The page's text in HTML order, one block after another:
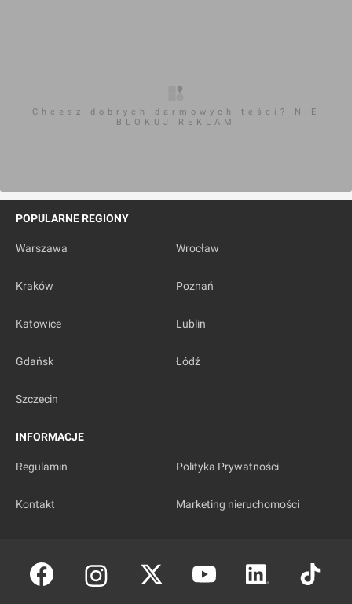
Chcesz dobrych darmowych teści? NIE
BLOKUJ REKLAM
POPULARNE REGIONY
Warszawa Wrocław
Kraków Poznań
Katowice Lublin
Gdańsk Łódź
Szczecin
INFORMACJE
Regulamin Polityka Prywatności
Kontakt Marketing nieruchomości